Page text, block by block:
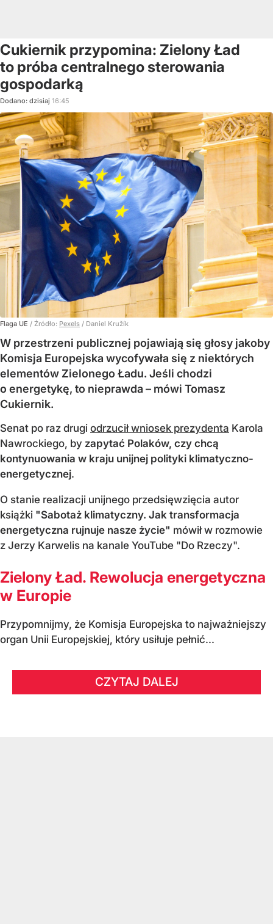
Cukiernik przypomina: Zielony Ład
to próba centralnego sterowania
gospodarką
Dodano: dzisiaj 16:45
Flaga UE / Źródło: Pexels / Daniel Kružík
W przestrzeni publicznej pojawiają się głosy jakoby
Komisja Europejska wycofywała się z niektórych
elementów Zielonego Ładu. Jeśli chodzi
o energetykę, to nieprawda – mówi Tomasz
Cukiernik.
Senat po raz drugi odrzucił wniosek prezydenta Karola
Nawrockiego, by zapytać Polaków, czy chcą
kontynuowania w kraju unijnej polityki klimatyczno-
energetycznej.
O stanie realizacji unijnego przedsięwzięcia autor
książki "Sabotaż klimatyczny. Jak transformacja
energetyczna rujnuje nasze życie" mówił w rozmowie
z Jerzy Karwelis na kanale YouTube "Do Rzeczy".
Zielony Ład. Rewolucja energetyczna
w Europie
Przypomnijmy, że Komisja Europejska to najważniejszy
organ Unii Europejskiej, który usiłuje pełnić...
CZYTAJ DALEJ